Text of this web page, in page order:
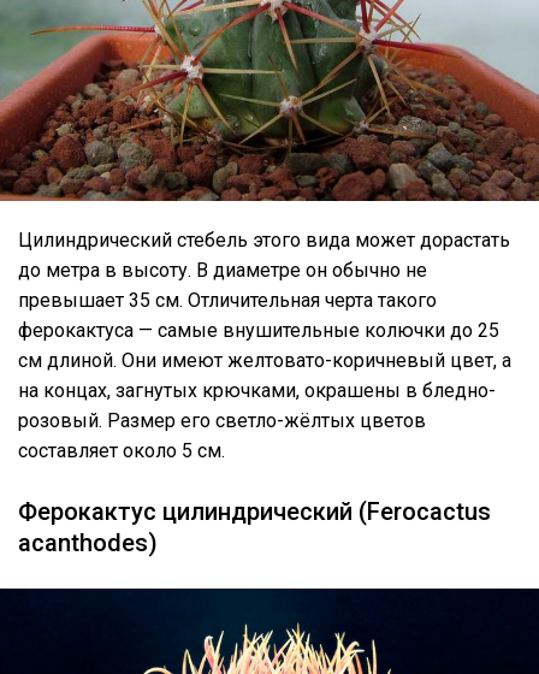
Цилиндрический стебель этого вида может дорастать
до метра в высоту. В диаметре он обычно не
превышает 35 см. Отличительная черта такого
ферокактуса — самые внушительные колючки до 25
см длиной. Они имеют желтовато-коричневый цвет, а
на концах, загнутых крючками, окрашены в бледно-
розовый. Размер его светло-жёлтых цветов
составляет около 5 см.
Ферокактус цилиндрический (Ferocactus
acanthodes)